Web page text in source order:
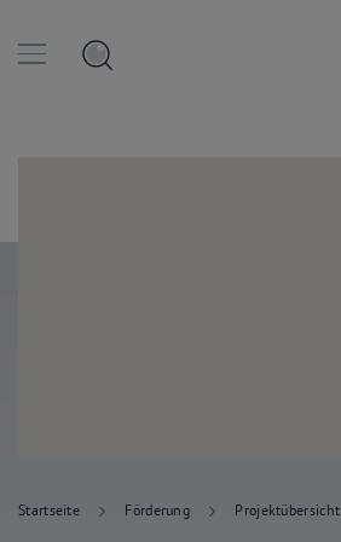
Startseite Förderung Projektübersicht